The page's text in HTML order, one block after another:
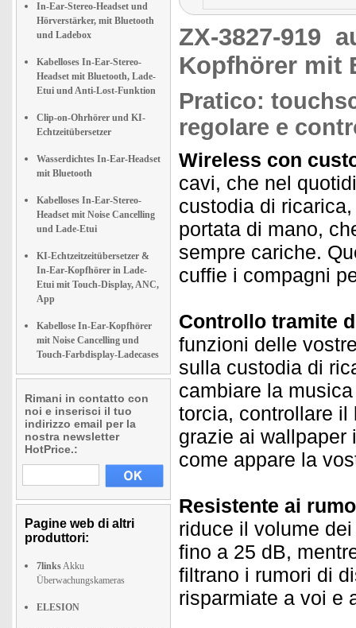
In-Ear-Stereo-Headset und
Hörverstärker, mit Bluetooth
und Ladebox
Kabelloses In-Ear-Stereo-
Headset mit Bluetooth, Lade-
Etui und Anti-Lost-Funktion
Clip-on-Ohrhörer und KI-
Echtzeitübersetzer
Wasserdichtes In-Ear-Headset
mit Bluetooth
Kabelloses In-Ear-Stereo-
Headset mit Noise Cancelling
und Lade-Etui
KI-Echtzeitzeitübersetzer &
In-Ear-Kopfhörer in Lade-
Etui mit Touch-Display, ANC,
App
Kabellose In-Ear-Kopfhörer
mit Noise Cancelling und
Touch-Farbdisplay-Ladecases
Rimani in contatto con
noi e inserisci il tuo
indirizzo email per la
nostra newsletter
HotPrice.:
Pagine web di altri
produttori:
7linksAkku
Überwachungskameras
ELESION
ZX-3827-919
Kopfhörer mit
Pratico:
regolare e
Wireless con
cavi, che nel
custodia di
portata di mano,
sempre cariche.
cuffie i compagni
Controllo tramite
funzioni delle
sulla custodia di
cambiare la
torcia, controllare
grazie ai wallpaper
come appare la
Resistente ai
riduce il volume
fino a 25 dB,
filtrano i rumori di
risparmiate a voi e